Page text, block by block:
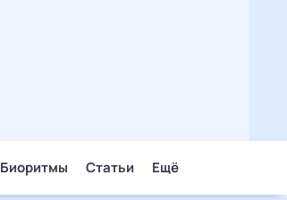
Биоритмы Статьи Ещё